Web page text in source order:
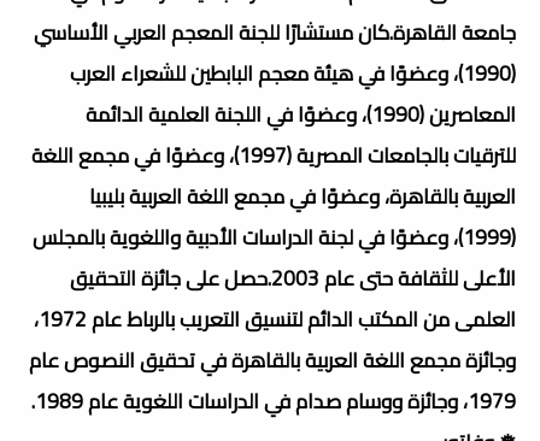
جامعة القاهرة.كان مستشارًا للجنة المعجم العربي الأساسي
(1990)، وعضوًا في هيئة معجم البابطين للشعراء العرب
المعاصرين (1990)، وعضوًا في اللجنة العلمية الدائمة
للترقيات بالجامعات المصرية (1997)، وعضوًا في مجمع اللغة
العربية بالقاهرة، وعضوًا في مجمع اللغة العربية بليبيا
(1999)، وعضوًا في لجنة الدراسات الأدبية واللغوية بالمجلس
الأعلى للثقافة حتى عام 2003.حصل على جائزة التحقيق
العلمى من المكتب الدائم لتنسيق التعريب بالرباط عام 1972،
وجائزة مجمع اللغة العربية بالقاهرة في تحقيق النصوص عام
1979، وجائزة ووسام صدام في الدراسات اللغوية عام 1989.